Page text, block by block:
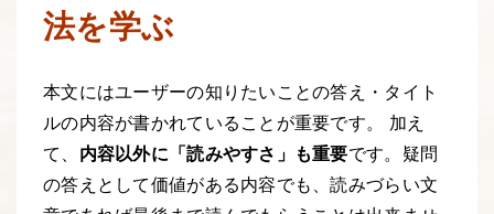
法を学ぶ
本文にはユーザーの知りたいことの答え・タイト
ルの内容が書かれていることが重要です。 加え
て、 内容以外に「読みやすさ」も重要です。疑問
の答えとして価値がある内容でも、読みづらい文